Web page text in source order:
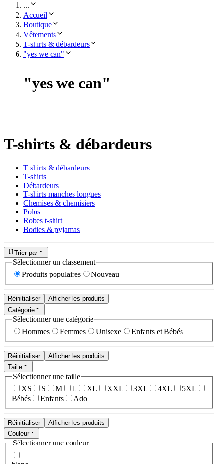
...
Accueil
Boutique
Vêtements
T-shirts & débardeurs
"yes we can"
"yes we can"
T-shirts & débardeurs
T-shirts & débardeurs
T-shirts
Débardeurs
T-shirts manches longues
Chemises & chemisiers
Polos
Robes t-shirt
Bodies & pyjamas
Trier par
Sélectionner un classement
Produits populaires
Nouveau
Réinitialiser
Afficher les produits
Catégorie
Sélectionner une catégorie
Hommes
Femmes Unisexe Enfants et Bébés
Réinitialiser
Afficher les produits
Taille
Sélectionner une taille
XS
S M L XL XXL 3XL 4XL
5XL
Bébés
Enfants Ado
Réinitialiser
Afficher les produits
Couleur
Sélectionner une couleur